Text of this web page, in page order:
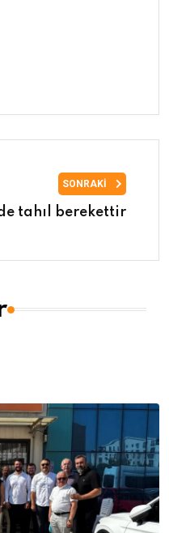
SONRAKI
tahıl berekettir